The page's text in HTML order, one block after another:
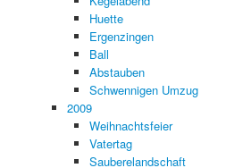
Huette
Ergenzingen
Ball
Abstauben
Schwennigen Umzug
2009
Weihnachtsfeier
Vatertag
Sauberelandschaft